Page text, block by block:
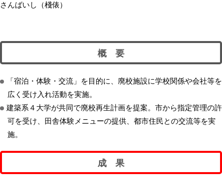
さんばいし（棧俵）
概 要
「宿泊・体験・交流」を目的に、廃校施設に学校関係や会社等を
広く受け入れ活動を実施。
建築系４大学が共同で廃校再生計画を提案。市から指定管理の許
可を受け、田舎体験メニューの提供、都市住民との交流等を実
施。
成 果